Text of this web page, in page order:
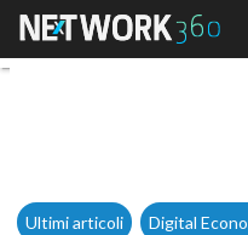
Ultimi articoli Digital